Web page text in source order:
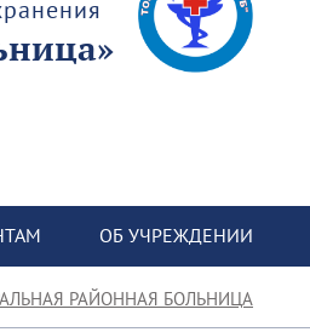
«Моршанская центральная районная больница»
ОБ УЧРЕЖДЕНИИ
РАЙОННАЯ БОЛЬНИЦА»